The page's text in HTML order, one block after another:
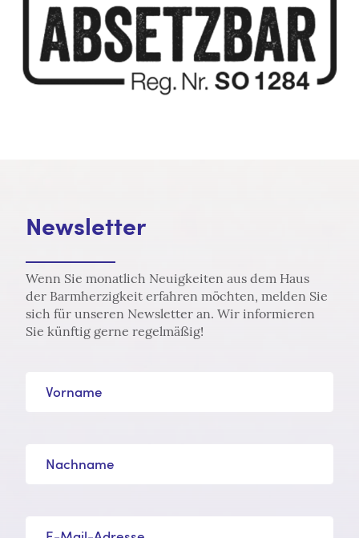
Newsletter
Wenn Sie monatlich Neuigkeiten aus dem Haus
der Barmherzigkeit erfahren möchten, melden Sie
sich für unseren Newsletter an. Wir informieren
Sie künftig gerne regelmäßig!